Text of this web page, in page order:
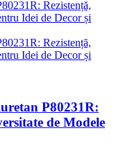
P80231R:
de Modele